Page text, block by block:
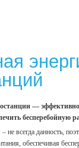
—
бесперебойную
не всегда данность,
обеспечивая